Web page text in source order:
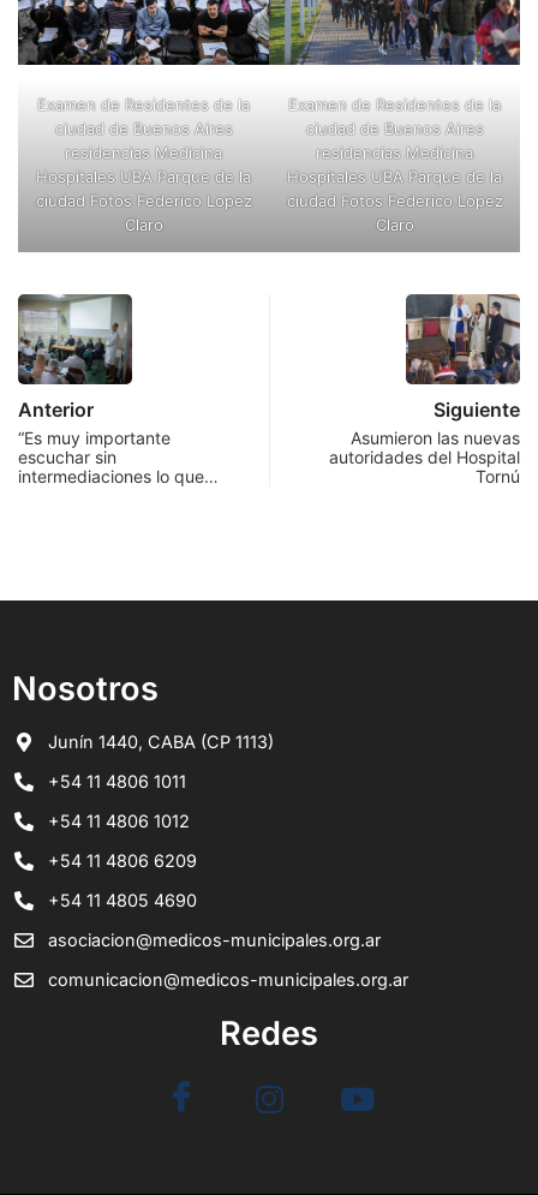
Examen de Residentes de la
ciudad de Buenos Aires
residencias Medicina
Hospitales UBA Parque de la
ciudad Fotos Federico Lopez
Claro
Examen de Residentes de la
ciudad de Buenos Aires
residencias Medicina
Hospitales UBA Parque de la
ciudad Fotos Federico Lopez
Claro
Anterior
“Es muy importante
escuchar sin
intermediaciones lo que…
Siguiente
Asumieron las nuevas
autoridades del Hospital
Tornú
Nosotros
Junín 1440, CABA (CP 1113)
+54 11 4806 1011
+54 11 4806 1012
+54 11 4806 6209
+54 11 4805 4690
asociacion@medicos-municipales.org.ar
comunicacion@medicos-municipales.org.ar
Redes